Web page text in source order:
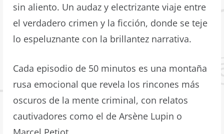
sin aliento. Un audaz y electrizante viaje entre
el verdadero crimen y la ficción, donde se teje
lo espeluznante con la brillantez narrativa.
Cada episodio de 50 minutos es una montaña
rusa emocional que revela los rincones más
oscuros de la mente criminal, con relatos
cautivadores como el de Arsène Lupin o